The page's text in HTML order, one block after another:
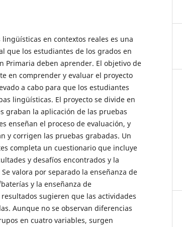
en contextos reales es una
que los estudiantes de los grados en
Primaria deben aprender. El objetivo de
en comprender y evaluar el proyecto
a cabo para que los estudiantes
lingüísticas. El proyecto se divide en
graban la aplicación de las pruebas
enseñan el proceso de evaluación, y
y corrigen las pruebas grabadas. Un
completa un cuestionario que incluye
y desafíos encontrados y la
valora por separado la enseñanza de
y la enseñanza de
sugieren que las actividades
Aunque no se observan diferencias
en cuatro variables, surgen